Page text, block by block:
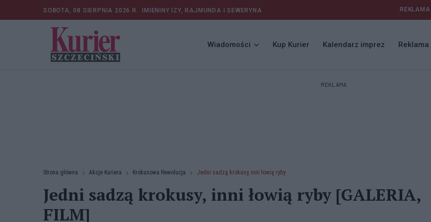
SOBOTA, 08 SIERPNIA 2026 R. IMIENINY IZY, RAJMUNDA I SEWERYNA REKLAMA
Wiadomości Kup Kurier Kalendarz imprez Reklama
REKLAMA
Strona główna Akcje Kuriera Krokusowa Rewolucja Jedni sadzą krokusy, inni łowią ryby
Jedni sadzą krokusy, inni łowią ryby [GALERIA,
FILM]